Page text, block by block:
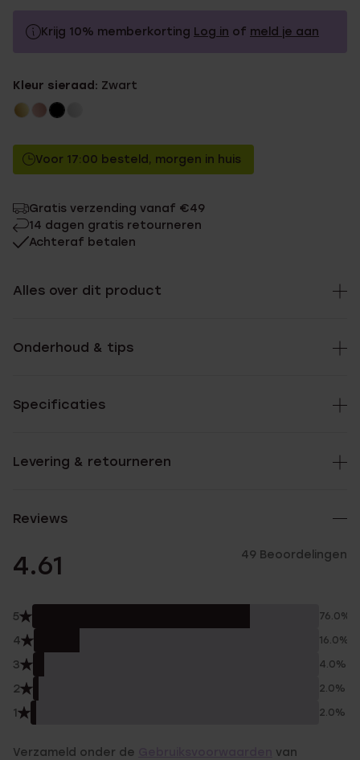
Krijg 10% memberkorting Log in of meld je aan
Zonder memberkorting
Kleur sieraad: Zwart
Voor 17:00 besteld, morgen in huis
Gratis verzending vanaf €49
14 dagen gratis retourneren
Achteraf betalen
Alles over dit product
Onderhoud & tips
Specificaties
Levering & retourneren
Reviews
4.61 49 Beoordelingen
5 76.0%
4 16.0%
3 4.0%
2 2.0%
1 2.0%
Verzameld onder de
van